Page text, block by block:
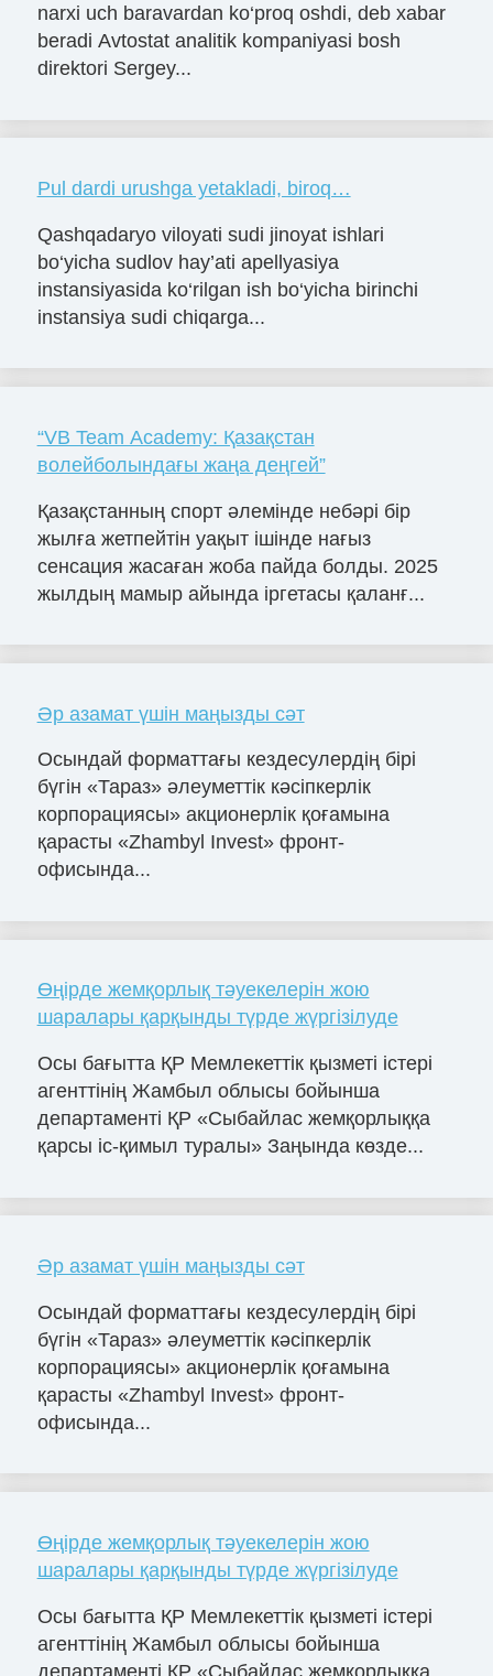
narxi uch baravardan ko‘proq oshdi, deb xabar
beradi Avtostat analitik kompaniyasi bosh
direktori Sergey...
Pul dardi urushga yetakladi, biroq…
Qashqadaryo viloyati sudi jinoyat ishlari
bo‘yicha sudlov hay’ati apellyasiya
instansiyasida ko‘rilgan ish bo‘yicha birinchi
instansiya sudi chiqarga...
“VB Team Academy: Қазақстан
волейболындағы жаңа деңгей”
Қазақстанның спорт әлемінде небәрі бір
жылға жетпейтін уақыт ішінде нағыз
сенсация жасаған жоба пайда болды. 2025
жылдың мамыр айында іргетасы қаланғ...
Әр азамат үшін маңызды сәт
Осындай форматтағы кездесулердің бірі
бүгін «Тараз» әлеуметтік кәсіпкерлік
корпорациясы» акционерлік қоғамына
қарасты «Zhambyl Invest» фронт-
офисында...
Өңірде жемқорлық тәуекелерін жою
шаралары қарқынды түрде жүргізілуде
Осы бағытта ҚР Мемлекеттік қызметі істері
агенттінің Жамбыл облысы бойынша
департаменті ҚР «Сыбайлас жемқорлыққа
қарсы іс-қимыл туралы» Заңында көзде...
Әр азамат үшін маңызды сәт
Осындай форматтағы кездесулердің бірі
бүгін «Тараз» әлеуметтік кәсіпкерлік
корпорациясы» акционерлік қоғамына
қарасты «Zhambyl Invest» фронт-
офисында...
Өңірде жемқорлық тәуекелерін жою
шаралары қарқынды түрде жүргізілуде
Осы бағытта ҚР Мемлекеттік қызметі істері
агенттінің Жамбыл облысы бойынша
департаменті ҚР «Сыбайлас жемқорлыққа